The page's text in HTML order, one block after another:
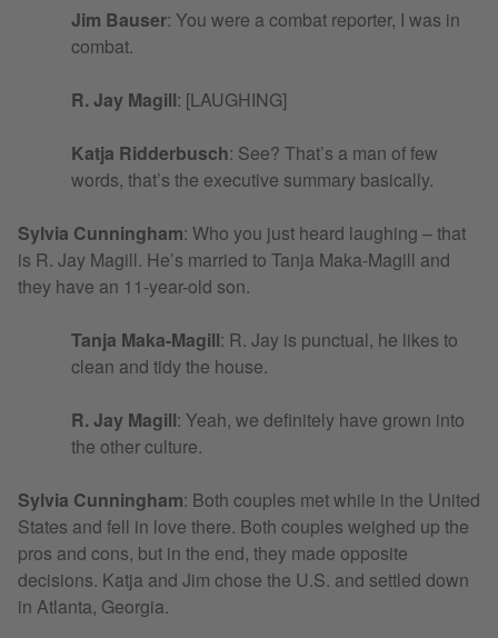
Jim Bauser: You were a combat reporter, I was in
combat.
R. Jay Magill: [LAUGHING]
Katja Ridderbusch: See? That’s a man of few
words, that’s the executive summary basically.
Sylvia Cunningham: Who you just heard laughing – that
is R. Jay Magill. He’s married to Tanja Maka-Magill and
they have an 11-year-old son.
Tanja Maka-Magill: R. Jay is punctual, he likes to
clean and tidy the house.
R. Jay Magill: Yeah, we definitely have grown into
the other culture.
Sylvia Cunningham: Both couples met while in the United
States and fell in love there. Both couples weighed up the
pros and cons, but in the end, they made opposite
decisions. Katja and Jim chose the U.S. and settled down
in Atlanta, Georgia.